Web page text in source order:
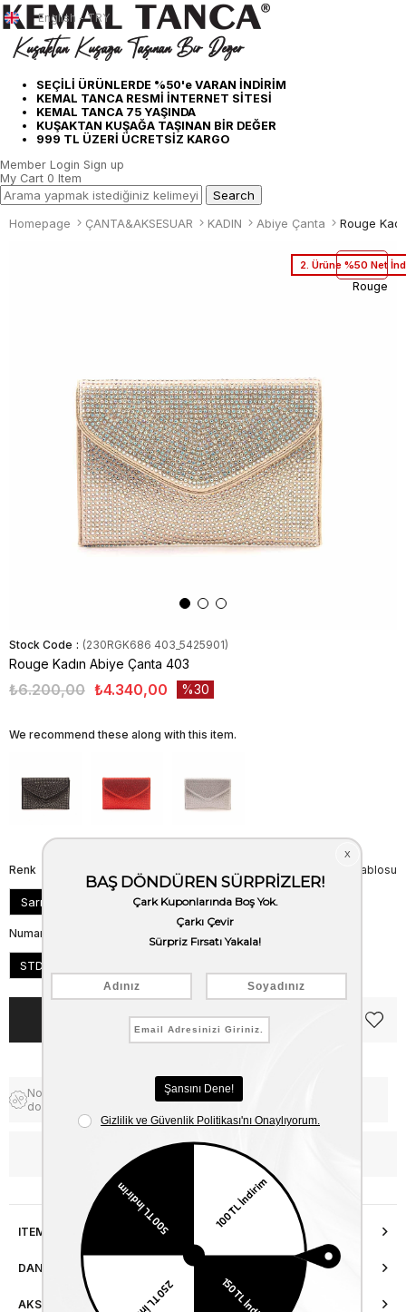
SEÇİLİ ÜRÜNLERDE %50'e VARAN İNDİRİM
KEMAL TANCA RESMİ İNTERNET SİTESİ
KEMAL TANCA 75 YAŞINDA
KUŞAKTAN KUŞAĞA TAŞINAN BİR DEĞER
999 TL ÜZERİ ÜCRETSİZ KARGO
English - TRY
Member Login Sign up
My Cart 0 Item
Homepage ÇANTA&AKSESUAR KADIN Abiye Çanta Rouge
2. Ürüne %50 Net
Rouge
Stock Code (230RGK686 403_5425901)
Rouge Kadın Abiye Çanta 403
₺6.200,00 ₺4.340,00 30
We recommend these along with this item.
Beden Tablosu
Renk
Sarı
Numara
STD
Notify me when the price goes
down
WhatsApp’tan Bilgi Al
ITEM FEATURES
DANIŞMA HATTI
AKSESUAR ONARIMI